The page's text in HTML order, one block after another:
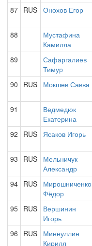
87 RUS Онохов Егор
88
Мустафина
Камилла
89
Сафаргалиев
Тимур
90 RUS Мокшев Савва
91
Ведмедюк
Екатерина
92 RUS Ясаков Игорь
93 RUS
Мельничук
Александр
94 RUS
Мирошниченко
Фёдор
95 RUS
Вершинин
Игорь
96 RUS
Миннуллин
Кирилл